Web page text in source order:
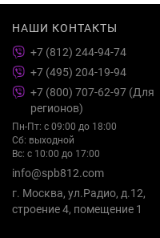
НАШИ КОНТАКТЫ
+7 (812) 244-94-74
+7 (495) 204-19-94
+7 (800) 707-62-97 (Для
регионов)
Пн-Пт: с 09:00 до 18:00
Сб: выходной
Вс: с 10:00 до 17:00
info@spb812.com
г. Москва, ул.Радио, д.12,
строение 4, помещение 1